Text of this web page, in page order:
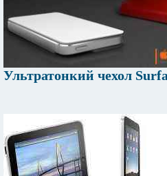
Ультратонкий чехол